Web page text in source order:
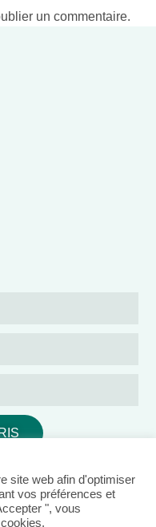
un commentaire.
site web afin d'optimiser
vos préférences et
", vous